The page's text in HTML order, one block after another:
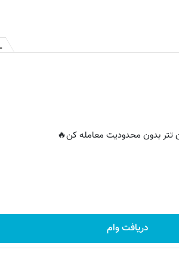
تتر بدون محدودیت معامله کن🔥
دریافت وام